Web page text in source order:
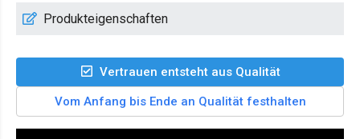
Produkteigenschaften
Vertrauen entsteht aus Qualität
Vom Anfang bis Ende an Qualität festhalten